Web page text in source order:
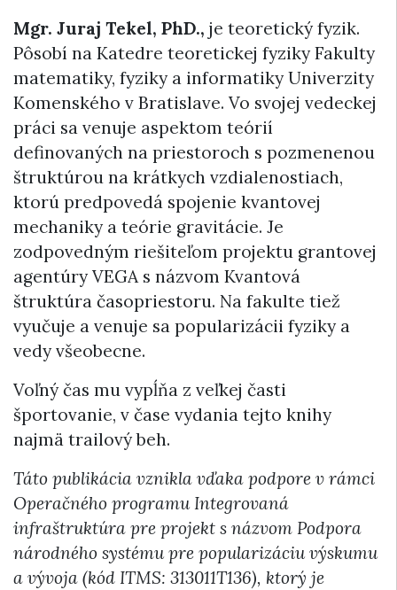
Mgr. Juraj Tekel, PhD., je teoretický fyzik.
Pôsobí na Katedre teoretickej fyziky Fakulty
matematiky, fyziky a informatiky Univerzity
Komenského v Bratislave. Vo svojej vedeckej
práci sa venuje aspektom teórií
definovaných na priestoroch s pozmenenou
štruktúrou na krátkych vzdialenostiach,
ktorú predpovedá spojenie kvantovej
mechaniky a teórie gravitácie. Je
zodpovedným riešiteľom projektu grantovej
agentúry VEGA s názvom Kvantová
štruktúra časopriestoru. Na fakulte tiež
vyučuje a venuje sa popularizácii fyziky a
vedy všeobecne.
Voľný čas mu vypĺňa z veľkej časti
športovanie, v čase vydania tejto knihy
najmä trailový beh.
Táto publikácia vznikla vďaka podpore v rámci
Operačného programu Integrovaná
infraštruktúra pre projekt s názvom Podpora
národného systému pre popularizáciu výskumu
a vývoja (kód ITMS: 313011T136), ktorý je